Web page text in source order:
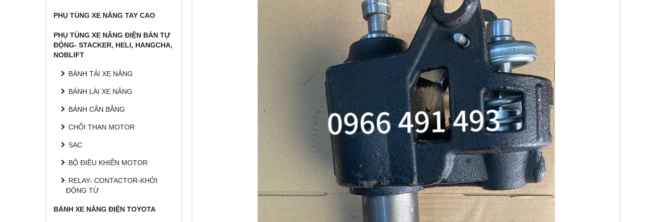
PHỤ TÙNG XE NÂNG TAY CAO
PHỤ TÙNG XE NÂNG ĐIỆN BÁN TỰ
ĐỘNG- STACKER, HELI, HANGCHA,
NOBLIFT
BÁNH TẢI XE NÂNG
BÁNH LÁI XE NÂNG
BÁNH CÂN BẰNG
CHỔI THAN MOTOR
SẠC
BỘ ĐIỀU KHIỂN MOTOR
RELAY- CONTACTOR-KHỞI
ĐỘNG TỪ
BÁNH XE NÂNG ĐIỆN TOYOTA